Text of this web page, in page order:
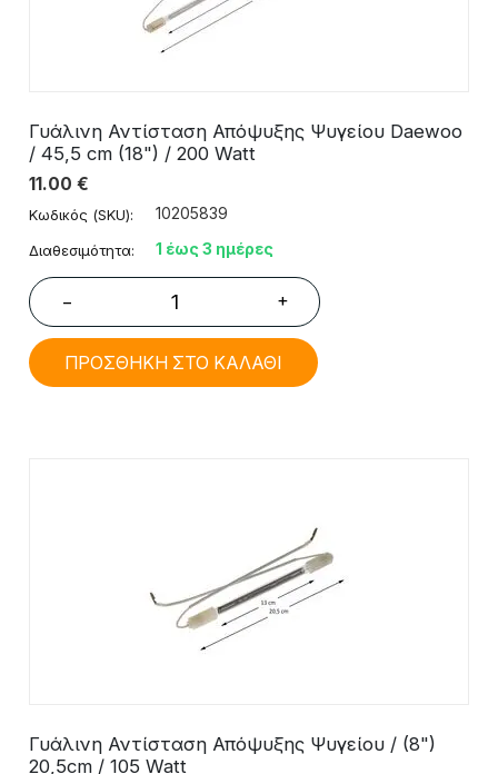
Γυάλινη Αντίσταση Απόψυξης Ψυγείου Daewoo
/ 45,5 cm (18") / 200 Watt
11.00 €
Κωδικός (SKU): 10205839
Διαθεσιμότητα: 1 έως 3 ημέρες
− +
ΠΡΟΣΘΗΚΗ ΣΤΟ ΚΑΛΑΘΙ
Γυάλινη Αντίσταση Απόψυξης Ψυγείου / (8")
20,5cm / 105 Watt